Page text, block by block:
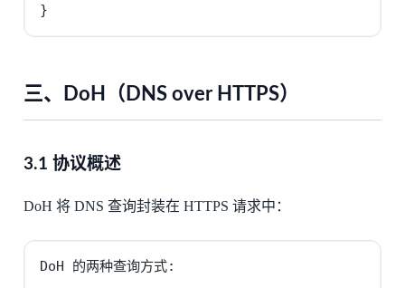
}
三、DoH（DNS over HTTPS）
3.1 协议概述
DoH 将 DNS 查询封装在 HTTPS 请求中：
DoH 的两种查询方式: